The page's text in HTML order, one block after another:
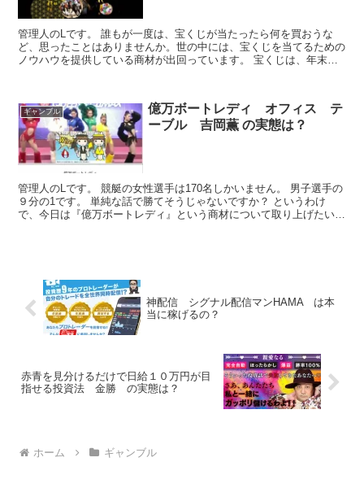
管理人のLです。 誰もが一度は、宝くじが当たったら何を買おうな
ど、思ったことはありませんか。世の中には、宝くじを当てるための
ノウハウを提供している商材が出回っています。 宝くじは、年末ジ
ギャンブル
億万ボートレディ オフィス テ
ーブル 吉岡薫 の実態は？
管理人のLです。 競艇の女性選手は170名しかいません。 男子選手の
９分の1です。 単純な話で勝てそうじゃないですか？ というわけ
で、今日は『億万ボートレディ』という商材について取り上げたいと
神配信 シグナル配信マンHAMA は本
当に稼げるの？
赤青を見分けるだけで日給１０万円が目
指せる投資法 金勝 の実態は？
ホーム ギャンブル